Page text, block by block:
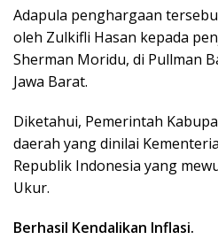
Adapula penghargaan
oleh Zulkifli Hasan kepada
Sherman Moridu, di Pullman
Jawa Barat.
Diketahui, Pemerintah
daerah yang dinilai
Republik Indonesia yang
Ukur.
Berhasil Kendalikan Inflasi.